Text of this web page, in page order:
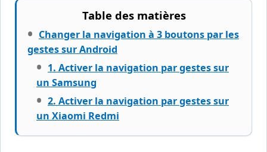
Table des matières
Changer la navigation à 3 boutons par les
gestes sur Android
1. Activer la navigation par gestes sur
un Samsung
2. Activer la navigation par gestes sur
un Xiaomi Redmi